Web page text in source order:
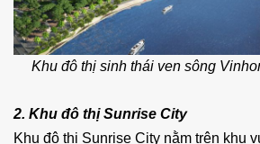
Khu đô thị sinh thái ven sông
2. Khu đô thị Sunrise City
Khu đô thị Sunrise City nằm trên khu